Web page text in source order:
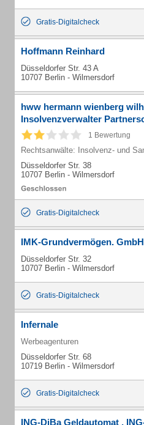
Gratis-Digitalcheck
Hoffmann Reinhard
Düsseldorfer Str. 43 A
10707 Berlin - Wilmersdorf
hww hermann wienberg
Insolvenzverwalter
1 Bewertung
Rechtsanwälte: Insolvenz- und
Düsseldorfer Str. 38
10707 Berlin - Wilmersdorf
Gratis-Digitalcheck
IMK-Grundvermögen.
Düsseldorfer Str. 32
10707 Berlin - Wilmersdorf
Gratis-Digitalcheck
Infernale
Werbeagenturen
Düsseldorfer Str. 68
10719 Berlin - Wilmersdorf
Gratis-Digitalcheck
ING-DiBa Geldautomat ,